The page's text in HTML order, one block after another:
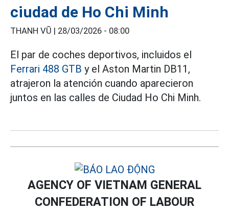
ciudad de Ho Chi Minh
THANH VŨ | 28/03/2026 - 08:00
El par de coches deportivos, incluidos el
Ferrari 488 GTB y el Aston Martin DB11,
atrajeron la atención cuando aparecieron
juntos en las calles de Ciudad Ho Chi Minh.
AGENCY OF VIETNAM GENERAL
CONFEDERATION OF LABOUR